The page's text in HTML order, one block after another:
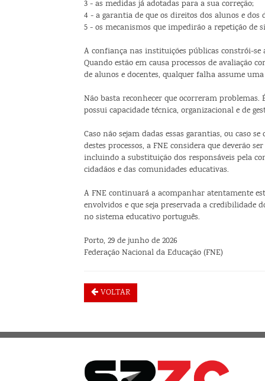
3 - as medidas já adotadas para a sua correção;
4 - a garantia de que os direitos dos alunos e dos
5 - os mecanismos que impedirão a repetição de
A confiança nas instituições públicas constrói-se
Quando estão em causa processos de avaliação
de alunos e docentes, qualquer falha assume
Não basta reconhecer que ocorreram
possui capacidade técnica, organizacional e de
Caso não sejam dadas essas garantias, ou caso
destes processos, a FNE considera que deverão
incluindo a substituição dos responsáveis pela
cidadãos e das comunidades educativas.
A FNE continuará a acompanhar atentamente
envolvidos e que seja preservada a credibilidade
no sistema educativo português.
Porto, 29 de junho de 2026
Federação Nacional da Educação (FNE)
VOLTAR